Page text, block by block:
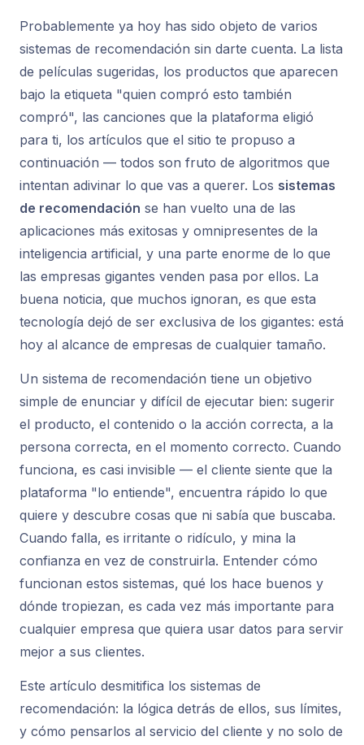
Probablemente ya hoy has sido objeto de varios
sistemas de recomendación sin darte cuenta. La lista
de películas sugeridas, los productos que aparecen
bajo la etiqueta "quien compró esto también
compró", las canciones que la plataforma eligió
para ti, los artículos que el sitio te propuso a
continuación — todos son fruto de algoritmos que
intentan adivinar lo que vas a querer. Los sistemas
de recomendación se han vuelto una de las
aplicaciones más exitosas y omnipresentes de la
inteligencia artificial, y una parte enorme de lo que
las empresas gigantes venden pasa por ellos. La
buena noticia, que muchos ignoran, es que esta
tecnología dejó de ser exclusiva de los gigantes: está
hoy al alcance de empresas de cualquier tamaño.
Un sistema de recomendación tiene un objetivo
simple de enunciar y difícil de ejecutar bien: sugerir
el producto, el contenido o la acción correcta, a la
persona correcta, en el momento correcto. Cuando
funciona, es casi invisible — el cliente siente que la
plataforma "lo entiende", encuentra rápido lo que
quiere y descubre cosas que ni sabía que buscaba.
Cuando falla, es irritante o ridículo, y mina la
confianza en vez de construirla. Entender cómo
funcionan estos sistemas, qué los hace buenos y
dónde tropiezan, es cada vez más importante para
cualquier empresa que quiera usar datos para servir
mejor a sus clientes.
Este artículo desmitifica los sistemas de
recomendación: la lógica detrás de ellos, sus límites,
y cómo pensarlos al servicio del cliente y no solo de